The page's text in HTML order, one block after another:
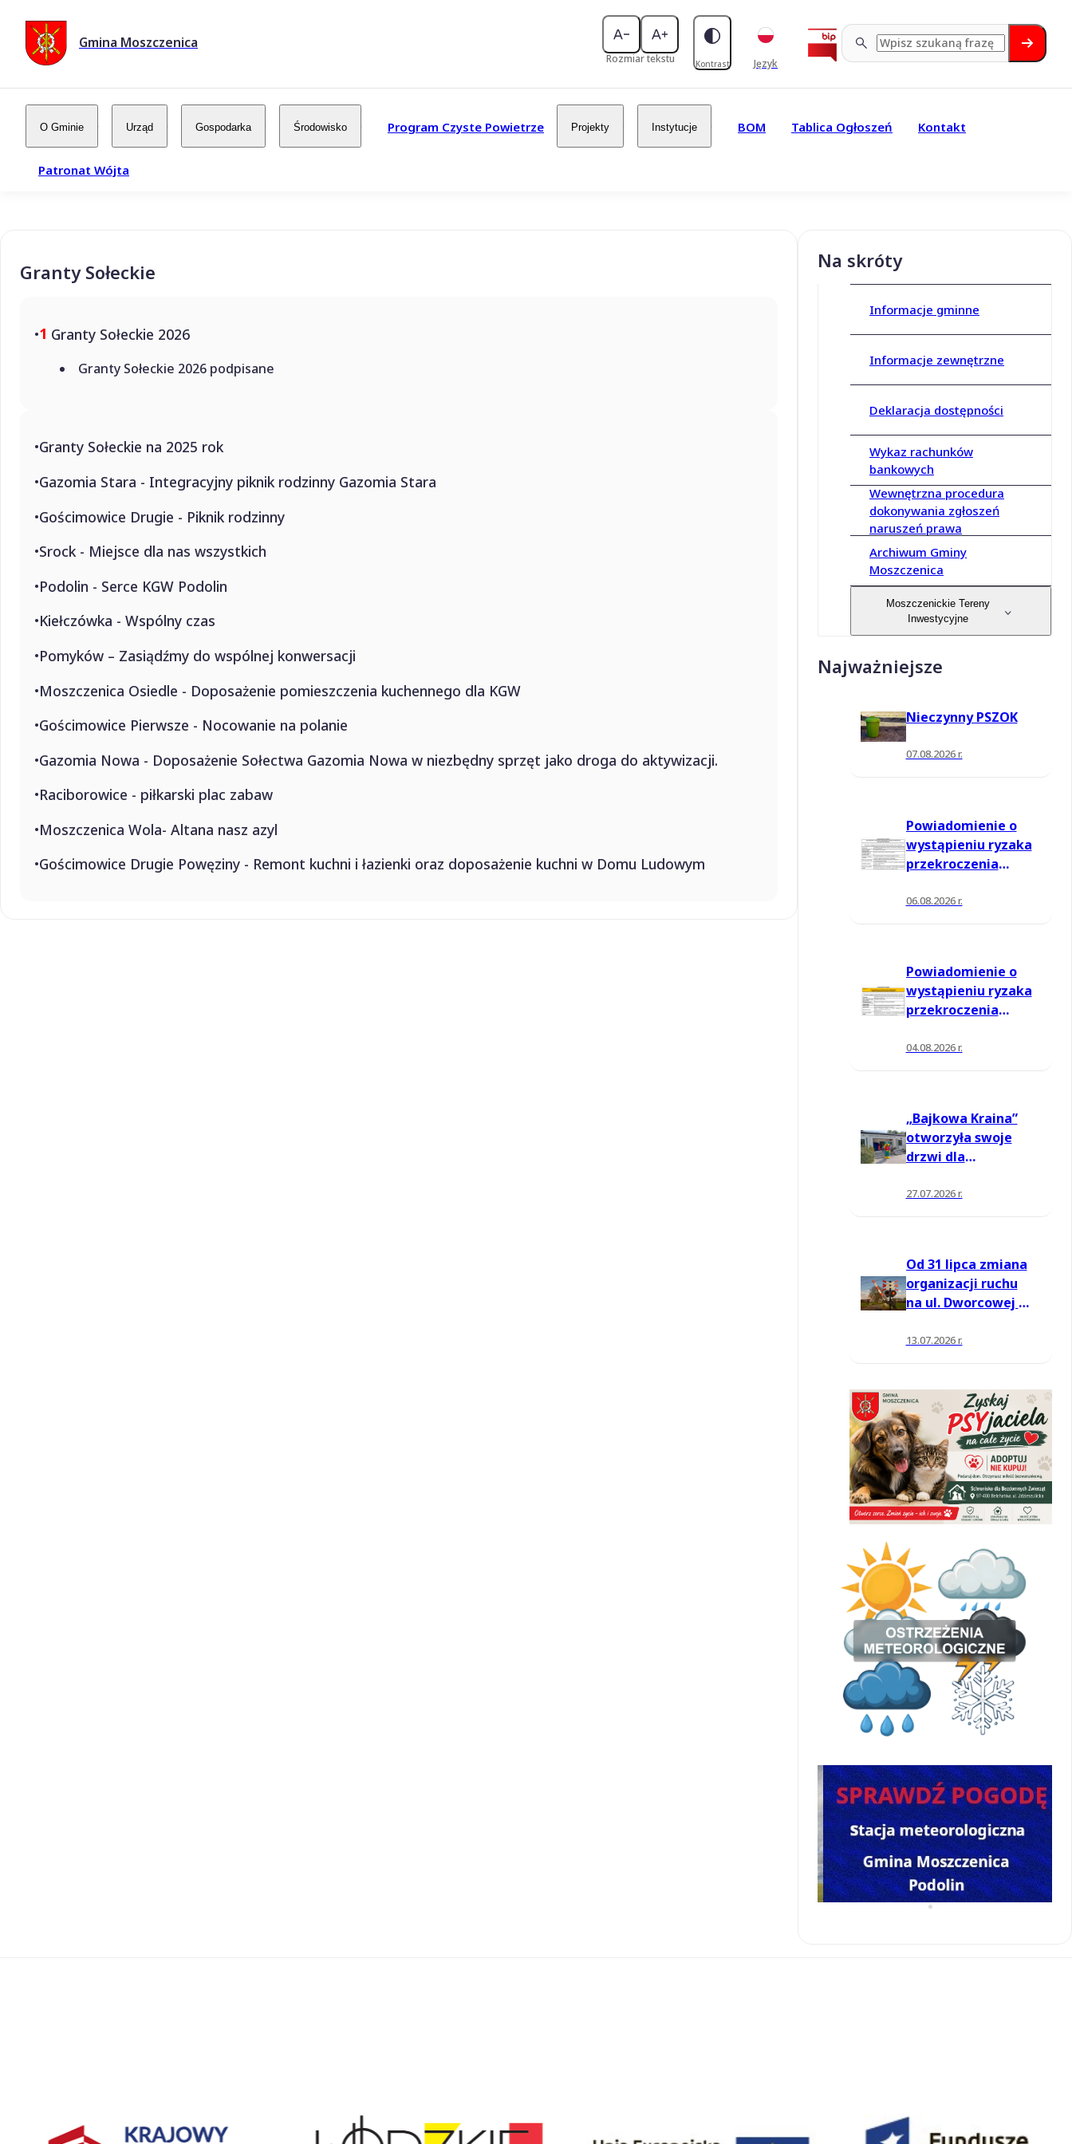
Gmina Moszczenica
Rozmiar tekstu Kontrast Język
O Gminie Urząd Gospodarka Środowisko Program Czyste Powietrze Projekty Instytucje BOM Tablica Ogłoszeń Kontakt
Patronat Wójta
Granty Sołeckie
1 Granty Sołeckie 2026
Granty Sołeckie 2026 podpisane
Granty Sołeckie na 2025 rok
Gazomia Stara - Integracyjny piknik rodzinny Gazomia Stara
Gościmowice Drugie - Piknik rodzinny
Srock - Miejsce dla nas wszystkich
Podolin - Serce KGW Podolin
Kiełczówka - Wspólny czas
Pomyków – Zasiądźmy do wspólnej konwersacji
Moszczenica Osiedle - Doposażenie pomieszczenia kuchennego dla KGW
Gościmowice Pierwsze - Nocowanie na polanie
Gazomia Nowa - Doposażenie Sołectwa Gazomia Nowa w niezbędny sprzęt jako droga do aktywizacji.
Raciborowice - piłkarski plac zabaw
Moszczenica Wola- Altana nasz azyl
Gościmowice Drugie Powęziny - Remont kuchni i łazienki oraz doposażenie kuchni w Domu Ludowym
Na skróty
Informacje gminne
Informacje zewnętrzne
Deklaracja dostępności
Wykaz rachunków
bankowych
Wewnętrzna procedura
dokonywania zgłoszeń
naruszeń prawa
Archiwum Gminy
Moszczenica
Moszczenickie Tereny
Inwestycyjne
Najważniejsze
Nieczynny PSZOK
07.08.2026 r.
Powiadomienie o
wystąpieniu ryzaka
przekroczenia
informowania dla
06.08.2026 r.
Powiadomienie o
wystąpieniu ryzaka
przekroczenia
informowania dla
04.08.2026 r.
„Bajkowa Kraina”
otworzyła swoje
drzwi dla
27.07.2026 r.
Od 31 lipca zmiana
organizacji ruchu
na ul. Dworcowej w
13.07.2026 r.